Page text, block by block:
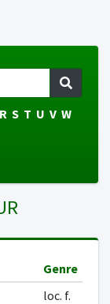
R S T U V W
Genre
loc. f.